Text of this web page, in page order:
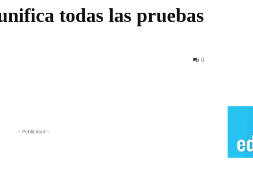
todas las pruebas
0
- Publicidad -